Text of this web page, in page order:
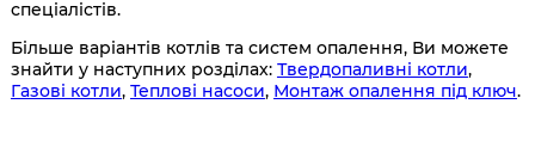
спеціалістів.
Більше варіантів котлів та систем опалення, Ви можете
знайти у наступних розділах: Твердопаливні котли,
Газові котли, Теплові насоси, Монтаж опалення під ключ.